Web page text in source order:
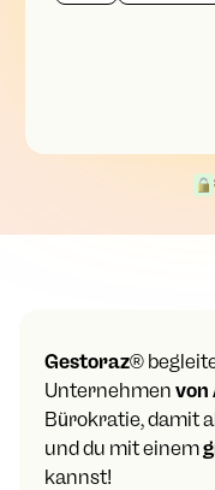
Gestoraz®
Unternehmen von
Bürokratie, damit
und du mit einem
kannst!